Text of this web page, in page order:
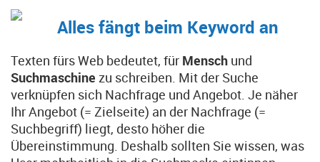
Alles fängt beim Keyword an
Texten fürs Web bedeutet, für Mensch und
Suchmaschine zu schreiben. Mit der Suche
verknüpfen sich Nachfrage und Angebot. Je näher
Ihr Angebot (= Zielseite) an der Nachfrage (=
Suchbegriff) liegt, desto höher die
Übereinstimmung. Deshalb sollten Sie wissen, was